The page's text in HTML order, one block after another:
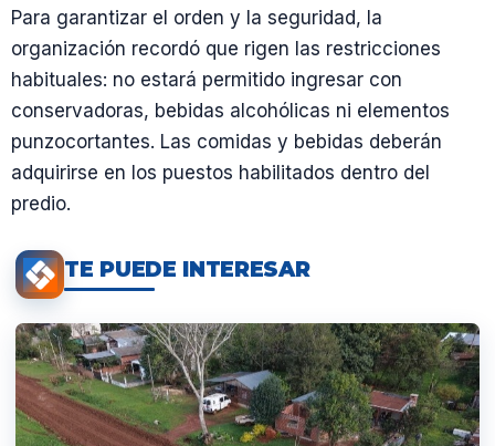
Para garantizar el orden y la seguridad, la
organización recordó que rigen las restricciones
habituales: no estará permitido ingresar con
conservadoras, bebidas alcohólicas ni elementos
punzocortantes. Las comidas y bebidas deberán
adquirirse en los puestos habilitados dentro del
predio.
TE PUEDE INTERESAR